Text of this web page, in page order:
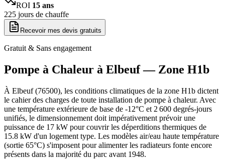
ROI 15 ans
225 jours de chauffe
Recevoir mes devis gratuits
Gratuit & Sans engagement
Pompe à Chaleur à Elbeuf— Zone H1b
À Elbeuf (76500), les conditions climatiques de la zone H1b dictent
le cahier des charges de toute installation de pompe à chaleur. Avec
une température extérieure de base de -12°C et 2 600 degrés-jours
unifiés, le dimensionnement doit impérativement prévoir une
puissance de 17 kW pour couvrir les déperditions thermiques de
15.8 kW d'un logement type. Les modèles air/eau haute température
(sortie 65°C) s'imposent pour alimenter les radiateurs fonte encore
présents dans la majorité du parc avant 1948.